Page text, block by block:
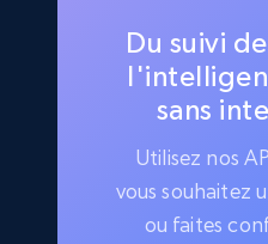
Du suivi
sans
Utilisez nos
vous souhaitez
ou faites